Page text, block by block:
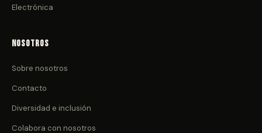
Electrónica
Nosotros
Sobre nosotros
Contacto
Diversidad e inclusión
Colabora con nosotros